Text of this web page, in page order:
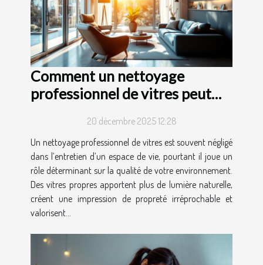
Comment un nettoyage
professionnel de vitres peut
20 décembre 2025 12:28
Un nettoyage professionnel de vitres est souvent négligé
dans l’entretien d’un espace de vie, pourtant il joue un
rôle déterminant sur la qualité de votre environnement.
Des vitres propres apportent plus de lumière naturelle,
créent une impression de propreté irréprochable et
valorisent...